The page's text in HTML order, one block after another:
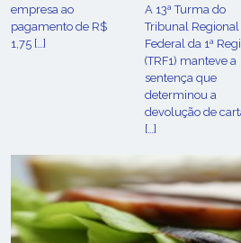
empresa ao
pagamento de R$
1,75 […]
A 13ª Turma do
Tribunal Regional
Federal da 1ª
(TRF1) manteve a
sentença que
determinou a
devolução de
[…]